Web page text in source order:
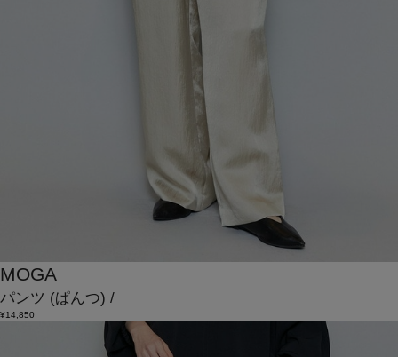
MOGA
パンツ (ぱんつ) /
¥14,850